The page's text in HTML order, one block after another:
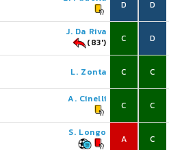
D
J. Da Riva
(83')
C
L. Zonta C
A. Cinelli
C
S. Longo
A
D
D
C
C
C